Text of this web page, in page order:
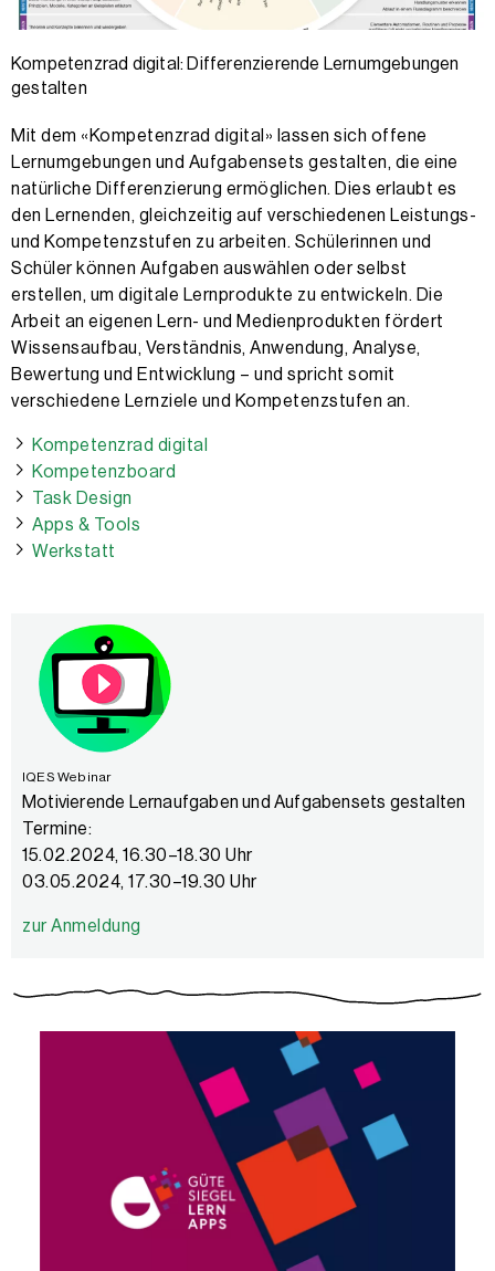
Kompetenzrad digital: Differenzierende Lernumgebungen
gestalten
Mit dem «Kompetenzrad digital» lassen sich offene
Lernumgebungen und Aufgabensets gestalten, die eine
natürliche Differenzierung ermöglichen. Dies erlaubt es
den Lernenden, gleichzeitig auf verschiedenen Leistungs-
und Kompetenzstufen zu arbeiten. Schülerinnen und
Schüler können Aufgaben auswählen oder selbst
erstellen, um digitale Lernprodukte zu entwickeln. Die
Arbeit an eigenen Lern- und Medienprodukten fördert
Wissensaufbau, Verständnis, Anwendung, Analyse,
Bewertung und Entwicklung – und spricht somit
verschiedene Lernziele und Kompetenzstufen an.
Kompetenzrad digital
Kompetenzboard
Task Design
Apps & Tools
Werkstatt
IQES Webinar
Motivierende Lernaufgaben und Aufgabensets gestalten
Termine:
15.02.2024, 16.30–18.30 Uhr
03.05.2024, 17.30–19.30 Uhr
zur Anmeldung